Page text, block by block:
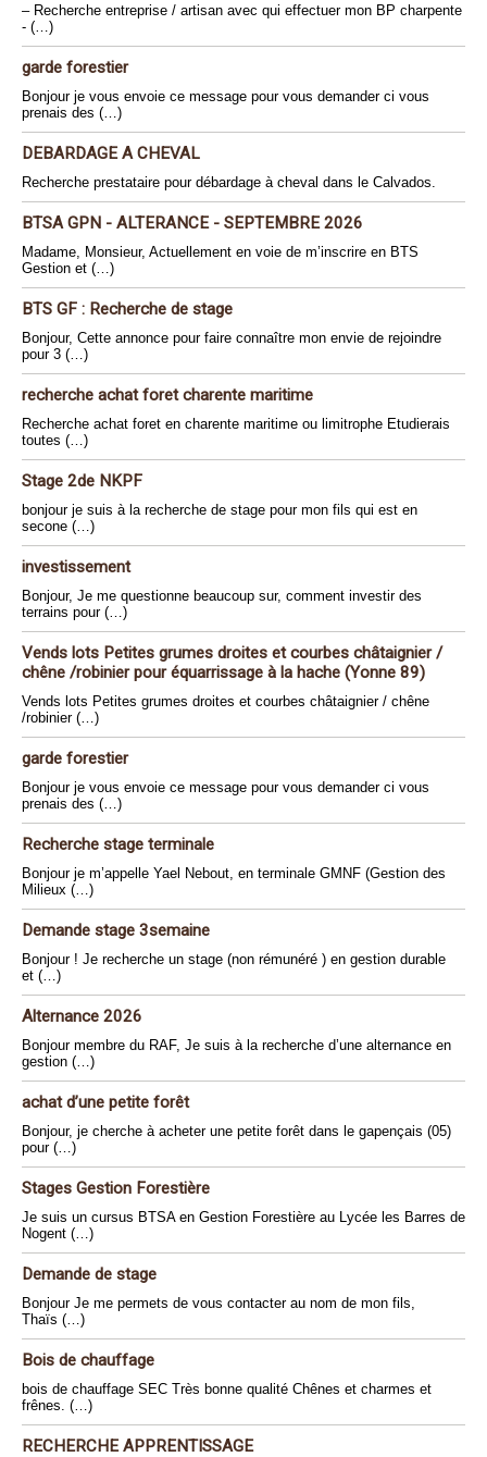
– Recherche entreprise / artisan avec qui effectuer mon BP charpente
- (…)
garde forestier
Bonjour je vous envoie ce message pour vous demander ci vous
prenais des (…)
DEBARDAGE A CHEVAL
Recherche prestataire pour débardage à cheval dans le Calvados.
BTSA GPN - ALTERANCE - SEPTEMBRE 2026
Madame, Monsieur, Actuellement en voie de m’inscrire en BTS
Gestion et (…)
BTS GF : Recherche de stage
Bonjour, Cette annonce pour faire connaître mon envie de rejoindre
pour 3 (…)
recherche achat foret charente maritime
Recherche achat foret en charente maritime ou limitrophe Etudierais
toutes (…)
Stage 2de NKPF
bonjour je suis à la recherche de stage pour mon fils qui est en
secone (…)
investissement
Bonjour, Je me questionne beaucoup sur, comment investir des
terrains pour (…)
Vends lots Petites grumes droites et courbes châtaignier /
chêne /robinier pour équarrissage à la hache (Yonne 89)
Vends lots Petites grumes droites et courbes châtaignier / chêne
/robinier (…)
garde forestier
Bonjour je vous envoie ce message pour vous demander ci vous
prenais des (…)
Recherche stage terminale
Bonjour je m’appelle Yael Nebout, en terminale GMNF (Gestion des
Milieux (…)
Demande stage 3semaine
Bonjour ! Je recherche un stage (non rémunéré ) en gestion durable
et (…)
Alternance 2026
Bonjour membre du RAF, Je suis à la recherche d’une alternance en
gestion (…)
achat d’une petite forêt
Bonjour, je cherche à acheter une petite forêt dans le gapençais (05)
pour (…)
Stages Gestion Forestière
Je suis un cursus BTSA en Gestion Forestière au Lycée les Barres de
Nogent (…)
Demande de stage
Bonjour Je me permets de vous contacter au nom de mon fils,
Thaïs (…)
Bois de chauffage
bois de chauffage SEC Très bonne qualité Chênes et charmes et
frênes. (…)
RECHERCHE APPRENTISSAGE